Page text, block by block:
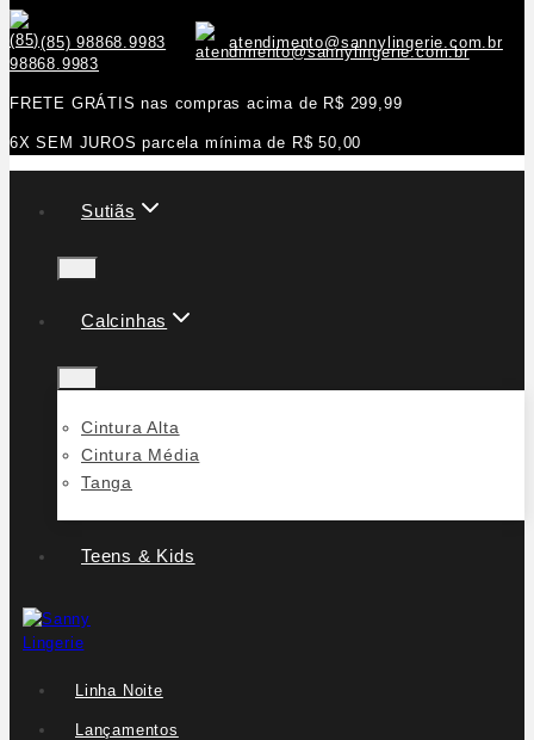
(85) 98868.9983 atendimento@sannylingerie.com.br
FRETE GRÁTIS nas compras acima de R$ 299,99
6X SEM JUROS parcela mínima de R$ 50,00
Sutiãs
Calcinhas
Cintura Alta
Cintura Média
Tanga
Teens & Kids
Linha Noite
Lançamentos